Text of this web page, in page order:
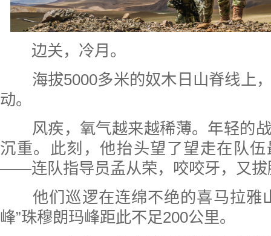
边关，冷月。
海拔5000多米的奴木日山脊线上
动。
风疾，氧气越来越稀薄。年轻的战
沉重。此刻，他抬头望了望走在队
——连队指导员孟从荣，咬咬牙，又拔
他们巡逻在连绵不绝的喜马拉雅
峰”珠穆朗玛峰距此不足200公里。